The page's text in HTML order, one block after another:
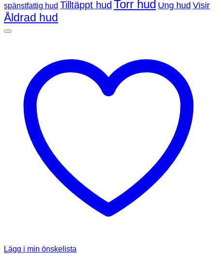
spänstfattig hud Tilltäppt hud Torr hud Ung hud Visir
Åldrad hud
Lägg i min önskelista